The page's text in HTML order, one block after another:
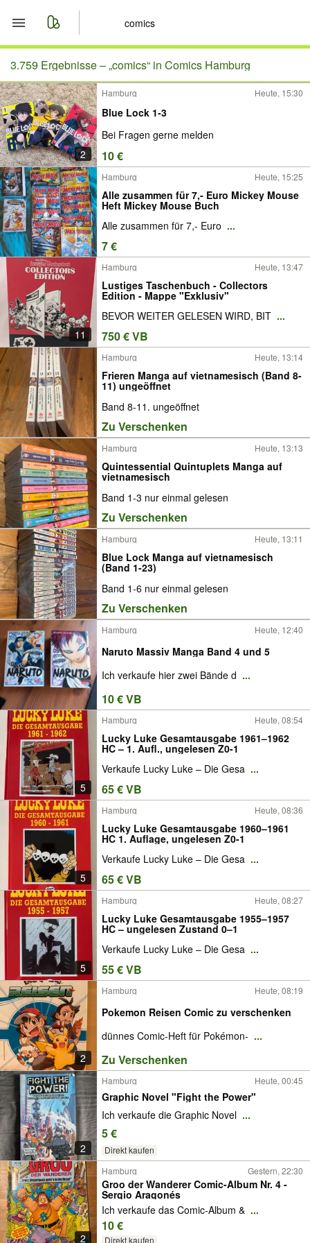
Start
Merkliste
Nachrichten
Anzeige aufgeben
3.759 Ergebnisse –„comics“ in Comics Hamburg
2
Hamburg Heute, 15:30
Blue Lock 1-3
Bei Fragen gerne melden
10 €
Hamburg Heute, 15:25
Alle zusammen für 7,- Euro Mickey Mouse
Heft Mickey Mouse Buch
Alle zusammen für 7,- Euro ...
7 €
11
Hamburg Heute, 13:47
Lustiges Taschenbuch - Collectors
Edition - Mappe "Exklusiv"
BEVOR WEITER GELESEN WIRD, BIT ...
750 € VB
Hamburg Heute, 13:14
Frieren Manga auf vietnamesisch (Band 8-
11) ungeöffnet
Band 8-11. ungeöffnet
Zu Verschenken
Hamburg Heute, 13:13
Quintessential Quintuplets Manga auf
vietnamesisch
Band 1-3 nur einmal gelesen
Zu Verschenken
Hamburg Heute, 13:11
Blue Lock Manga auf vietnamesisch
(Band 1-23)
Band 1-6 nur einmal gelesen
Zu Verschenken
Hamburg Heute, 12:40
Naruto Massiv Manga Band 4 und 5
Ich verkaufe hier zwei Bände d ...
10 € VB
5
Hamburg Heute, 08:54
Lucky Luke Gesamtausgabe 1961–1962
HC – 1. Aufl., ungelesen Z0-1
Verkaufe Lucky Luke – Die Gesa ...
65 € VB
5
Hamburg Heute, 08:36
Lucky Luke Gesamtausgabe 1960–1961
HC 1. Auflage, ungelesen Z0-1
Verkaufe Lucky Luke – Die Gesa ...
65 € VB
5
Hamburg Heute, 08:27
Lucky Luke Gesamtausgabe 1955–1957
HC – ungelesen Zustand 0–1
Verkaufe Lucky Luke – Die Gesa ...
55 € VB
2
Hamburg Heute, 08:19
Pokemon Reisen Comic zu verschenken
dünnes Comic-Heft für Pokémon- ...
Zu Verschenken
2
Hamburg Heute, 00:45
Graphic Novel "Fight the Power"
Ich verkaufe die Graphic Novel ...
5 €
Direkt kaufen
2
Hamburg Gestern, 22:30
Groo der Wanderer Comic-Album Nr. 4 -
Sergio Aragonés
Ich verkaufe das Comic-Album & ...
10 €
Direkt kaufen